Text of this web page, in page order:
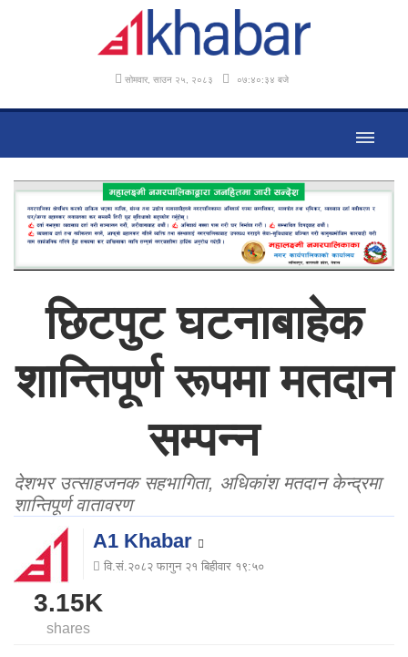
सोमवार, साउन २५, २०८३ ०७:४०:३६ बजे
छिटपुट घटनाबाहेक
शान्तिपूर्ण रूपमा मतदान
सम्पन्न
देशभर उत्साहजनक सहभागिता, अधिकांश मतदान केन्द्रमा
शान्तिपूर्ण वातावरण
A1 Khabar
वि.सं.२०८२ फागुन २१ बिहीवार १९:५०
3.15K
shares